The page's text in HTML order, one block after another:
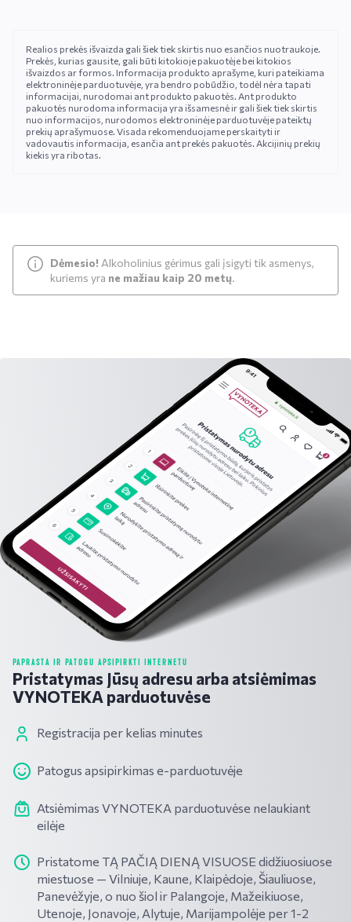
Realios prekės išvaizda gali šiek tiek skirtis nuo esančios nuotraukoje.
Prekės, kurias gausite, gali būti kitokioje pakuotėje bei kitokios
išvaizdos ar formos. Informacija produkto aprašyme, kuri pateikiama
elektroninėje parduotuvėje, yra bendro pobūdžio, todėl nėra tapati
informacijai, nurodomai ant produkto pakuotės. Ant produkto
pakuotės nurodoma informacija yra išsamesnė ir gali šiek tiek skirtis
nuo informacijos, nurodomos elektroninėje parduotuvėje pateiktų
prekių aprašymuose. Visada rekomenduojame perskaityti ir
vadovautis informacija, esančia ant prekės pakuotės. Akcijinių prekių
kiekis yra ribotas.
Dėmesio! Alkoholinius gėrimus gali įsigyti tik asmenys,
kuriems yra ne mažiau kaip 20 metų.
PAPRASTA IR PATOGU APSIPIRKTI INTERNETU
Pristatymas Jūsų adresu arba atsiėmimas
VYNOTEKA parduotuvėse
Registracija per kelias minutes
Patogus apsipirkimas e-parduotuvėje
Atsiėmimas VYNOTEKA parduotuvėse nelaukiant
eilėje
Pristatome TĄ PAČIĄ DIENĄ VISUOSE didžiuosiuose
miestuose — Vilniuje, Kaune, Klaipėdoje, Šiauliuose,
Panevėžyje, o nuo šiol ir Palangoje, Mažeikiuose,
Utenoje, Jonavoje, Alytuje, Marijampolėje per 1-2